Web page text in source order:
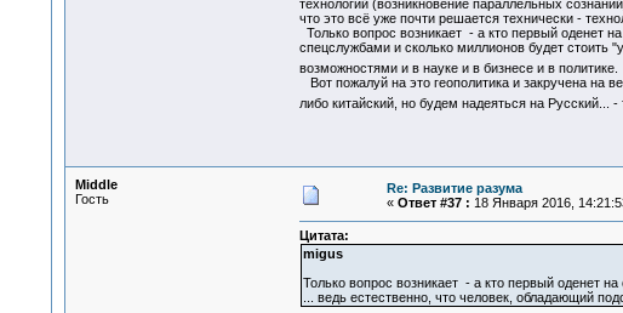
технологий (возникновение параллельных
что это всё уже почти решается технически -
Только вопрос возникает - а кто первый оденет
спецслужбами и сколько миллионов будет стоить
возможностями и в науке и в бизнесе и в политике.
Вот пожалуй на это геополитика и закручена на
либо китайский, но будем надеяться на Русский...
Middle
Гость
Re: Развитие разума
« Ответ #37 : 18 Января 2016,
Цитата:
migus
Только вопрос возникает - а кто первый оденет
... ведь естественно, что человек, обладающий